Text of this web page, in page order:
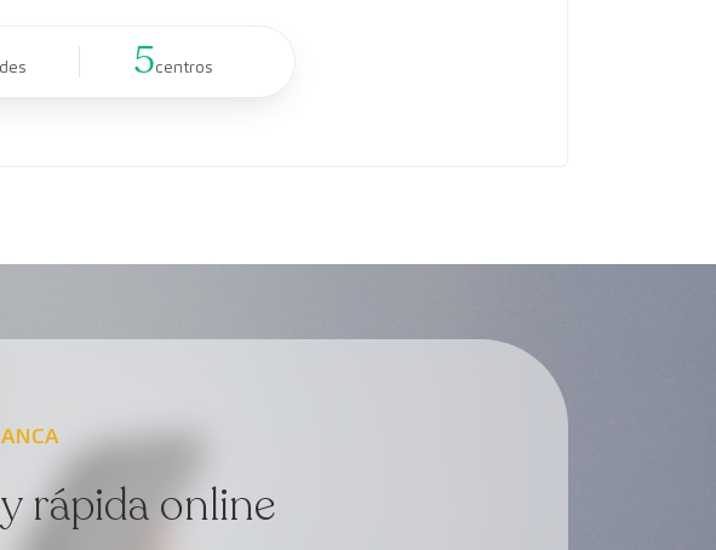
5centros
rápida online